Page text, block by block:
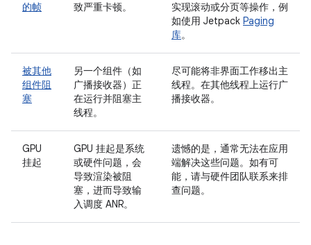
的帧
致严重卡顿。
实现滚动或分页等操作，例
如使用 Jetpack Paging
库。
被其他
组件阻
塞
另一个组件（如
广播接收器）正
在运行并阻塞主
线程。
尽可能将非界面工作移出主
线程。在其他线程上运行广
播接收器。
GPU
挂起
GPU 挂起是系统
或硬件问题，会
导致渲染被阻
塞，进而导致输
入调度 ANR。
遗憾的是，通常无法在应用
端解决这些问题。如有可
能，请与硬件团队联系来排
查问题。